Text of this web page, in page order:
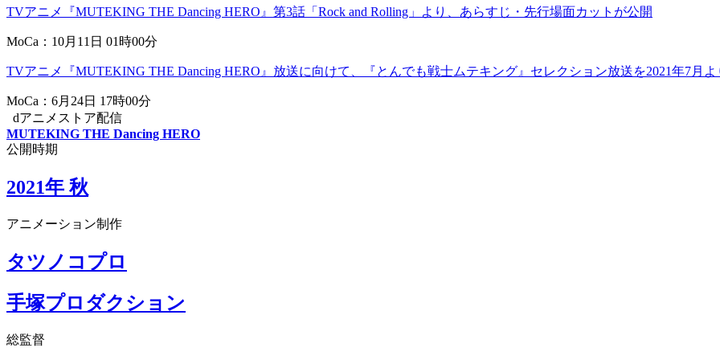
TVアニメ『MUTEKING THE Dancing HERO』第3話「Rock and Rolling」より、あらすじ・先行場面カットが公開
MoCa：10月11日 01時00分
TVアニメ『MUTEKING THE Dancing HERO』放送に向けて、『とんでも戦士ムテキング』セレクション放送を2021年7月よ
MoCa：6月24日 17時00分
dアニメストア配信
MUTEKING THE Dancing HERO
公開時期
2021年 秋
アニメーション制作
タツノコプロ
手塚プロダクション
総監督